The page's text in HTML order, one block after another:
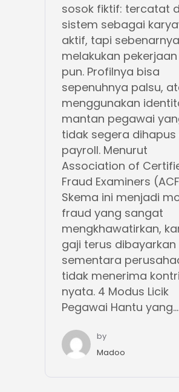
sosok fiktif: tercatat
sistem sebagai
aktif, tapi
melakukan
pun. Profilnya bisa
sepenuhnya palsu,
menggunakan
mantan pegawai
tidak segera dihapus
payroll. Menurut
Association of
Fraud Examiners
Skema ini menjadi
fraud yang sangat
mengkhawatirkan,
gaji terus dibayarkan
sementara
tidak menerima
nyata. 4 Modus Licik
Pegawai Hantu yang...
by
Madoo